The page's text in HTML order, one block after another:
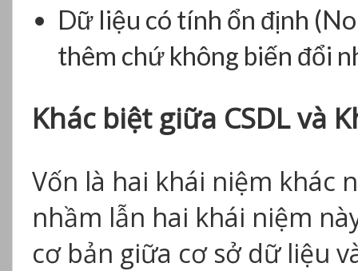
Dữ liệu có tính ổn định
thêm chứ không biến đổi
Khác biệt giữa CSDL và
Vốn là hai khái niệm khác
nhầm lẫn hai khái niệm
cơ bản giữa cơ sở dữ liệu